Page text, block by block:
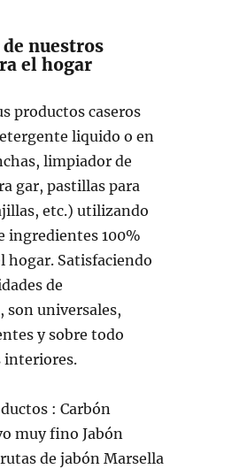
nuestros
el hogar
productos caseros
liquido o en
limpiador de
gar, pastillas para
etc.) utilizando
ingredientes 100%
hogar. Satisfaciendo
de
universales,
y sobre todo
interiores.
: Carbón
muy fino Jabón
de jabón Marsella